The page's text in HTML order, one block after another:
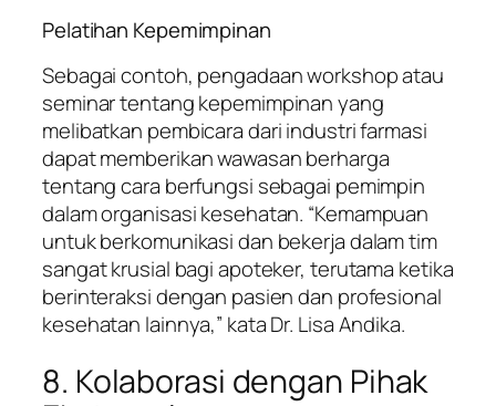
Pelatihan Kepemimpinan
Sebagai contoh, pengadaan workshop atau
seminar tentang kepemimpinan yang
melibatkan pembicara dari industri farmasi
dapat memberikan wawasan berharga
tentang cara berfungsi sebagai pemimpin
dalam organisasi kesehatan. “Kemampuan
untuk berkomunikasi dan bekerja dalam tim
sangat krusial bagi apoteker, terutama ketika
berinteraksi dengan pasien dan profesional
kesehatan lainnya,” kata Dr. Lisa Andika.
8. Kolaborasi dengan Pihak